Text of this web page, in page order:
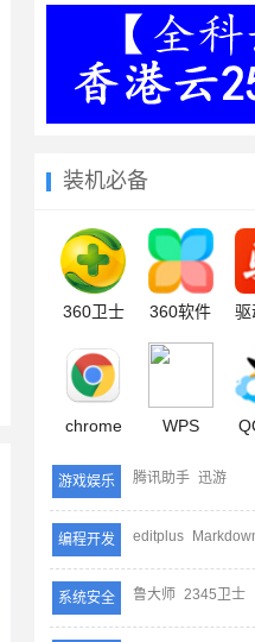
装机必备
360卫士 360软件 驱
chrome WPS
游戏娱乐 腾讯助手 迅游
编程开发 editplus
系统安全 鲁大师 2345卫士